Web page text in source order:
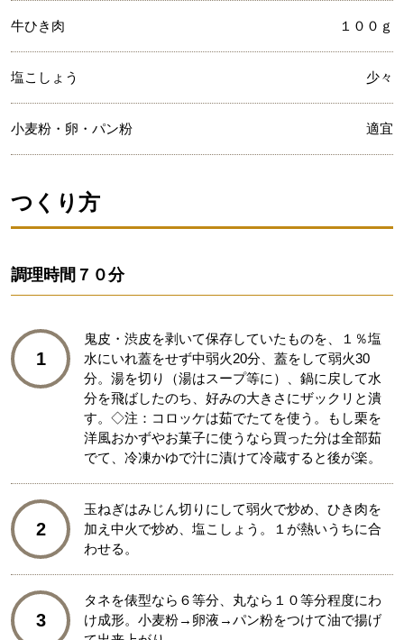
牛ひき肉 １００ｇ
塩こしょう 少々
小麦粉・卵・パン粉 適宜
つくり方
調理時間 ７０分
1
鬼皮・渋皮を剥いて保存していたものを、１％塩
水にいれ蓋をせず中弱火20分、蓋をして弱火30
分。湯を切り（湯はスープ等に）、鍋に戻して水
分を飛ばしたのち、好みの大きさにザックリと潰
す。◇注：コロッケは茹でたてを使う。もし栗を
洋風おかずやお菓子に使うなら買った分は全部茹
でて、冷凍かゆで汁に漬けて冷蔵すると後が楽。
2
玉ねぎはみじん切りにして弱火で炒め、ひき肉を
加え中火で炒め、塩こしょう。１が熱いうちに合
わせる。
3
タネを俵型なら６等分、丸なら１０等分程度にわ
け成形。小麦粉→卵液→パン粉をつけて油で揚げ